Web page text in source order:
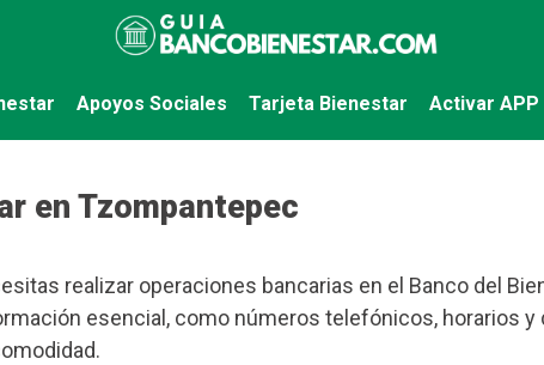
Apoyos Sociales Tarjeta Bienestar Activar APP
en Tzompantepec
realizar operaciones bancarias en el Banco del
esencial, como números telefónicos, horarios